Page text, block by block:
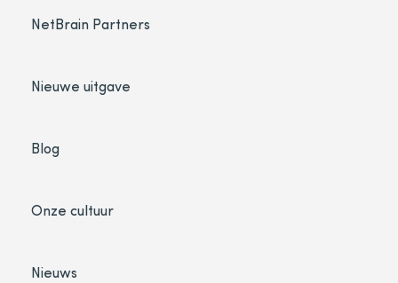
NetBrain Partners
Nieuwe uitgave
Blog
Onze cultuur
Nieuws